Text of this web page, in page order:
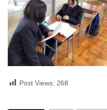
Post Views: 268